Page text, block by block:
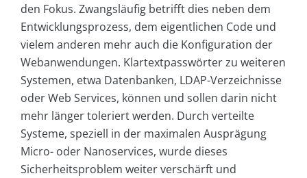
den Fokus. Zwangsläufig betrifft dies neben dem
Entwicklungsprozess, dem eigentlichen Code und
vielem anderen mehr auch die Konfiguration der
Webanwendungen. Klartextpasswörter zu weiteren
Systemen, etwa Datenbanken, LDAP-Verzeichnisse
oder Web Services, können und sollen darin nicht
mehr länger toleriert werden. Durch verteilte
Systeme, speziell in der maximalen Ausprägung
Micro- oder Nanoservices, wurde dieses
Sicherheitsproblem weiter verschärft und